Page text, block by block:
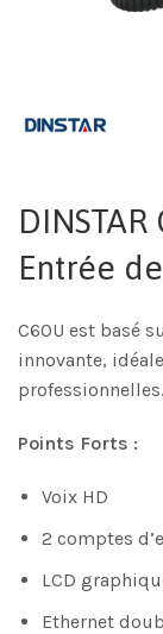
Entrée
C60U est basé
innovante,
professionnelles.
Points Forts :
Voix HD
2 comptes
LCD
Ethernet